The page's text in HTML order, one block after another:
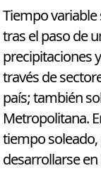
Tiempo variable
tras el paso de
precipitaciones
través de
país; también
Metropolitana.
tiempo
desarrollarse